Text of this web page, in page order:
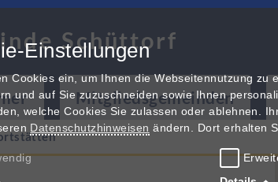
Schüttorf
Mitgliedsgemeinden
Einstellungen
Cookies ein, um Ihnen die Webseitennutzung zu
und auf Sie zuzuschneiden sowie Ihnen
welche Cookies Sie zulassen oder ablehnen.
Datenschutzhinweisen ändern. Dort erhalten